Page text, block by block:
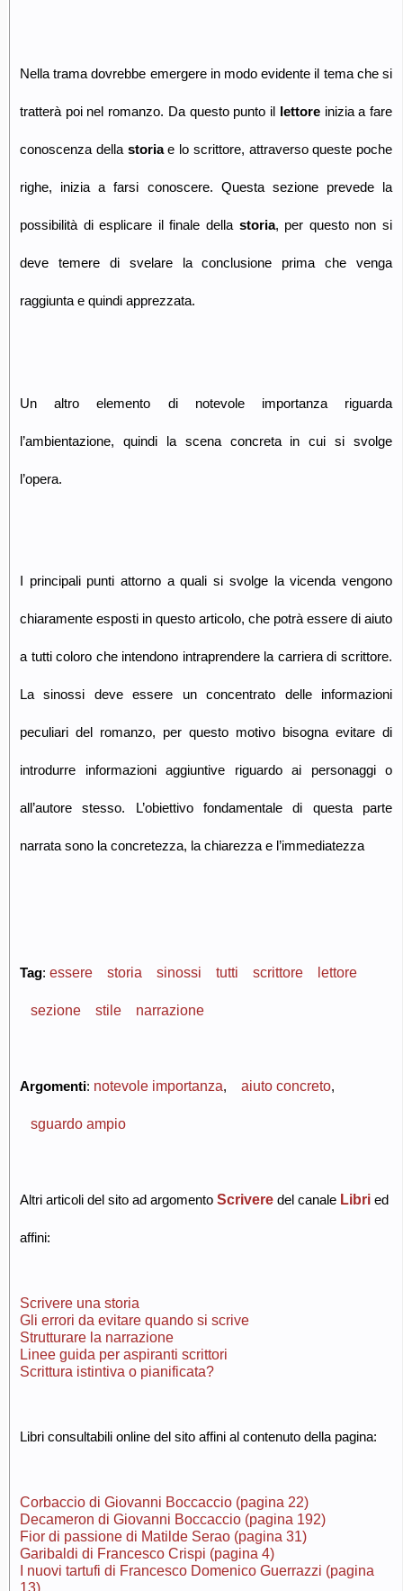
Nella trama dovrebbe emergere in modo evidente il tema che si
tratterà poi nel romanzo. Da questo punto il lettoreinizia a fare
conoscenza della storiae lo scrittore, attraverso queste poche
righe, inizia a farsi conoscere. Questa sezione prevede la
possibilità di esplicare il finale della storia, per questo non si
deve temere di svelare la conclusione prima che venga
raggiunta e quindi apprezzata.
Un altro elemento di notevole importanza riguarda
l’ambientazione, quindi la scena concreta in cui si svolge
l’opera.
I principali punti attorno a quali si svolge la vicenda vengono
chiaramente esposti in questo articolo, che potrà essere di aiuto
a tutti coloro che intendono intraprendere la carriera di scrittore.
La sinossi deve essere un concentrato delle informazioni
peculiari del romanzo, per questo motivo bisogna evitare di
introdurre informazioni aggiuntive riguardo ai personaggi o
all’autore stesso. L’obiettivo fondamentale di questa parte
narrata sono la concretezza, la chiarezza e l’immediatezza
Tag: essere storia sinossi tutti scrittore lettore
sezione stile narrazione
Argomenti: notevole importanza, aiuto concreto,
sguardo ampio
Altri articoli del sito ad argomento Scrivere del canale Libri ed
affini:
Scrivere una storia
Gli errori da evitare quando si scrive
Strutturare la narrazione
Linee guida per aspiranti scrittori
Scrittura istintiva o pianificata?
Libri consultabili online del sito affini al contenuto della pagina:
Corbaccio di Giovanni Boccaccio (pagina 22)
Decameron di Giovanni Boccaccio (pagina 192)
Fior di passione di Matilde Serao (pagina 31)
Garibaldi di Francesco Crispi (pagina 4)
I nuovi tartufi di Francesco Domenico Guerrazzi (pagina
13)